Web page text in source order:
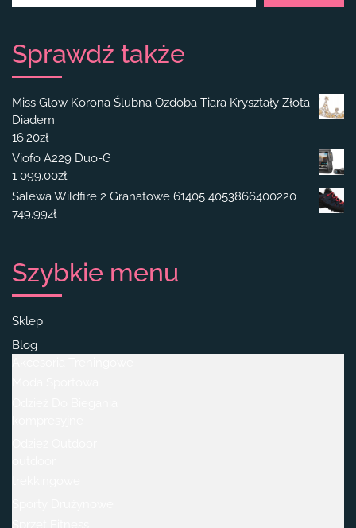
Sprawdź także
Miss Glow Korona Ślubna Ozdoba Tiara Kryształy Złota
Diadem
16.20zł
Viofo A229 Duo-G
1 099.00zł
Salewa Wildfire 2 Granatowe 61405 4053866400220
749.99zł
Szybkie menu
Sklep
Blog